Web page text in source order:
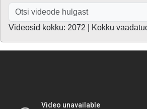
Videosid kokku: 2072 | Kokku